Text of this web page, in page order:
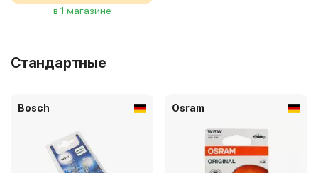
в 1 магазине
Стандартные
Bosch Osram